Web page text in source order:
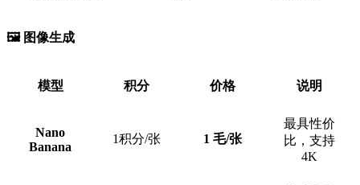
🖼️ 图像生成
模型 积分 价格 说明
Nano
Banana
1积分/张 1 毛/张
最具性价
比，支持
4K